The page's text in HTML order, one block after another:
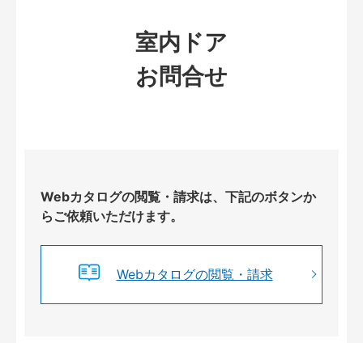
室内ドア
お問合せ
Webカタログの閲覧・請求は、下記のボタンか
らご依頼いただけます。
Webカタログの閲覧・請求